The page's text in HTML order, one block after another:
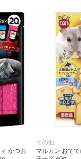
かつお
その他
マルカン おて